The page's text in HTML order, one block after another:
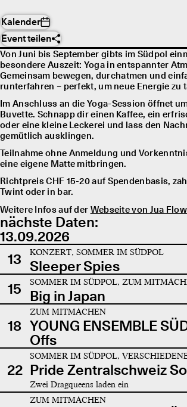
Kalender
Event teilen
Von Juni bis September gibts im Südpol
besondere Auszeit: Yoga in entspannter
Gemeinsam bewegen, durchatmen und
runterfahren – perfekt, um neue Energie zu
Im Anschluss an die Yoga-Session öffnet
Buvette. Schnapp dir einen Kaffee, ein
oder eine kleine Leckerei und lass den
gemütlich ausklingen.
Teilnahme ohne Anmeldung und
eine eigene Matte mitbringen.
Richtpreis CHF 15-20 auf Spendenbasis,
Twint oder in bar.
Weitere Infos auf der Webseite von Jua
nächste Daten:
13.09.2026
13
KONZERT, SOMMER IM SÜDPOL
Sleeper Spies
15
SOMMER IM SÜDPOL, ZUM
Big in Japan
18
ZUM MITMACHEN
YOUNG ENSEMBLE
Offs
22
SOMMER IM SÜDPOL,
Pride Zentralschweiz
Zwei Dragqueens laden ein
ZUM MITMACHEN